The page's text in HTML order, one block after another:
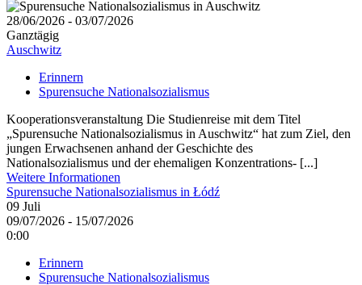
28/06/2026 - 03/07/2026
Ganztägig
Auschwitz
Erinnern
Spurensuche Nationalsozialismus
Kooperationsveranstaltung Die Studienreise mit dem Titel
„Spurensuche Nationalsozialismus in Auschwitz“ hat zum Ziel, den
jungen Erwachsenen anhand der Geschichte des
Nationalsozialismus und der ehemaligen Konzentrations- [...]
Weitere Informationen
Spurensuche Nationalsozialismus in Łódź
09 Juli
09/07/2026 - 15/07/2026
0:00
Erinnern
Spurensuche Nationalsozialismus